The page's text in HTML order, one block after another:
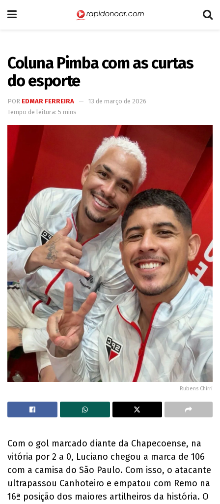
Coluna Pimba com as curtas
do esporte
POR EDMAR FERREIRA
13 de março de 2026
Tempo de leitura: 5 mins
Rubens Chirri
Com o gol marcado diante da Chapecoense, na
vitória por 2 a 0, Luciano chegou a marca de 106
com a camisa do São Paulo. Com isso, o atacante
ultrapassou Canhoteiro e empatou com Remo na
16ª posição dos maiores artilheiros da história. O